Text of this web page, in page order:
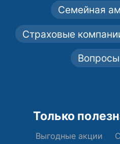
Семейная
Страховые
Только
Выгодные акции